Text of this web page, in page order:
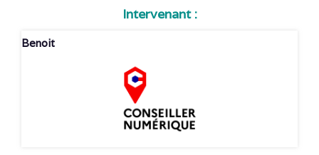
Intervenant :
Benoit